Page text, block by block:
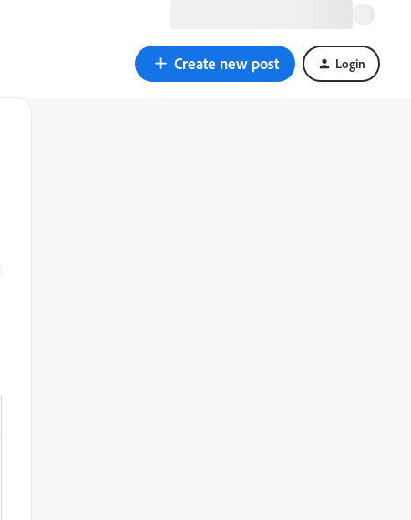
Create new post Login